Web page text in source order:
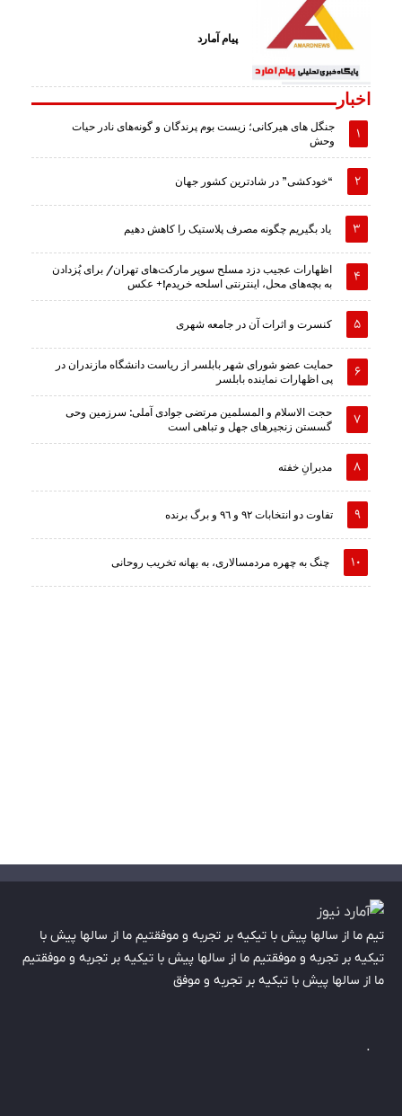
پیام آمارد
اخبار
جنگل های هیرکانی؛ زیست بوم پرندگان و گونه‌های نادر حیات
وحش
“خودکشی” در شادترین کشور جهان
یاد بگیریم چگونه مصرف پلاستیک را کاهش دهیم
اظهارات عجیب دزد مسلح سوپر مارکت‌های تهران/ برای پُزدادن
به بچه‌های محل، اینترنتی اسلحه خریدم!+ عکس
کنسرت و اثرات آن در جامعه شهری
حمایت عضو شورای شهر بابلسر از ریاست دانشگاه مازندران در
پی اظهارات نماینده بابلسر
حجت الاسلام و المسلمین مرتضی جوادی آملی: سرزمین وحى
گسستن زنجیرهاى جهل و تباهى است
مدیرانِ خفته
تفاوت دو انتخابات ٩٢ و ٩٦ و برگ برنده
چنگ به چهره مردمسالاری، به بهانه تخریب روحانی
تیم ما از سالها پیش با تیکیه بر تجربه و موفقتیم ما از سالها پیش با
تیکیه بر تجربه و موفقتیم ما از سالها پیش با تیکیه بر تجربه و موفقتیم
ما از سالها پیش با تیکیه بر تجربه و موفق
.